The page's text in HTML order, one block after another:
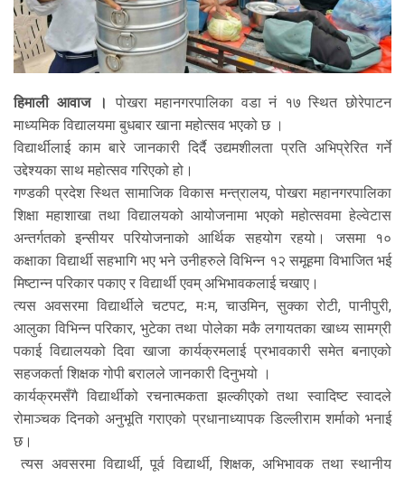
हिमाली आवाज ।
पोखरा महानगरपालिका वडा नं १७ स्थित छोरेपाटन
माध्यमिक विद्यालयमा बुधबार खाना महोत्सव भएको छ ।
विद्यार्थीलाई काम बारे जानकारी दिर्दै उद्यमशीलता प्रति अभिप्रेरित गर्ने
उद्देश्यका साथ महोत्सव गरिएको हो।
गण्डकी प्रदेश स्थित सामाजिक विकास मन्त्रालय, पोखरा महानगरपालिका
शिक्षा महाशाखा तथा विद्यालयको आयोजनामा भएको महोत्सवमा हेल्वेटास
अन्तर्गतको इन्सीयर परियोजनाको आर्थिक सहयोग रहयो। जसमा १०
कक्षाका विद्यार्थी सहभागि भए भने उनीहरुले विभिन्न १२ समूहमा विभाजित भई
मिष्टान्न परिकार पकाए र विद्यार्थी एवम् अभिभावकलाई चखाए।
त्यस अवसरमा विद्यार्थीले चटपट, मःम, चाउमिन, सुक्का रोटी, पानीपुरी,
आलुका विभिन्न परिकार, भुटेका तथा पोलेका मकै लगायतका खाध्य सामग्री
पकाई विद्यालयको दिवा खाजा कार्यक्रमलाई प्रभावकारी समेत बनाएको
सहजकर्ता शिक्षक गोपी बरालले जानकारी दिनुभयो ।
कार्यक्रमसँगै विद्यार्थीको रचनात्मकता झल्कीएको तथा स्वादिष्ट स्वादले
रोमाञ्चक दिनको अनुभूति गराएको प्रधानाध्यापक डिल्लीराम शर्माको भनाई
छ।
त्यस अवसरमा विद्यार्थी, पूर्व विद्यार्थी, शिक्षक, अभिभावक तथा स्थानीय